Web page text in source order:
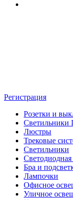
Регистрация
Розетки и
Светильники
Люстры
Трековые
Светильники
Светодиодная
Бра и
Лампочки
Офисное
Уличное